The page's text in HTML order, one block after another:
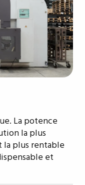
La potence
la plus
plus rentable
et